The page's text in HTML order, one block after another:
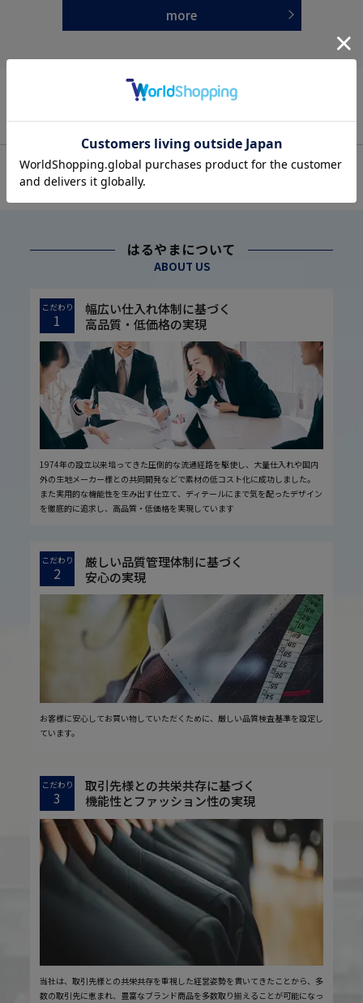
more
OFFICIAL SNS
はるやまについて
ABOUT US
こだわり
1
幅広い仕入れ体制に基づく
高品質・低価格の実現
1974年の設立以来培ってきた圧倒的な流通経路を駆使し、大量仕入れや国内
外の生地メーカー様との共同開発などで素材の低コスト化に成功しました。
また実用的な機能性を生み出す仕立て、ディテールにまで気を配ったデザイン
を徹底的に追求し、高品質・低価格を実現しています
こだわり
2
厳しい品質管理体制に基づく
安心の実現
お客様に安心してお買い物していただくために、厳しい品質検査基準を設定し
ています。
こだわり
3
取引先様との共栄共存に基づく
機能性とファッション性の実現
当社は、取引先様との共栄共存を重視した経営姿勢を貫いてきたことから、多
数の取引先に恵まれ、豊富なブランド商品を多数取り揃えることが可能になっ